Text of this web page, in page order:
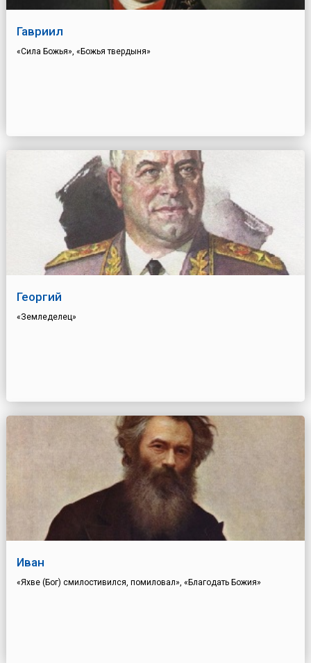
Гавриил
«Сила Божья», «Божья твердыня»
Георгий
«Земледелец»
Иван
«Яхве (Бог) смилостивился, помиловал», «Благодать Божия»